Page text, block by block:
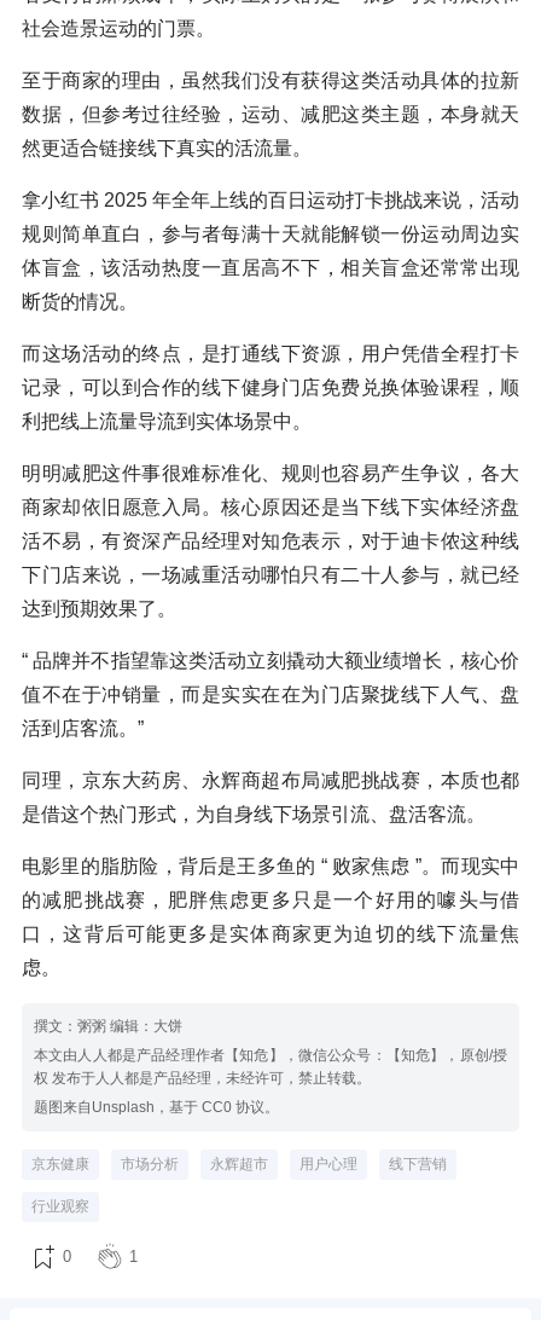
社会造景运动的门票。
至于商家的理由，虽然我们没有获得这类活动具体的拉新
数据，但参考过往经验，运动、减肥这类主题，本身就天
然更适合链接线下真实的活流量。
拿小红书 2025 年全年上线的百日运动打卡挑战来说，活动
规则简单直白，参与者每满十天就能解锁一份运动周边实
体盲盒，该活动热度一直居高不下，相关盲盒还常常出现
断货的情况。
而这场活动的终点，是打通线下资源，用户凭借全程打卡
记录，可以到合作的线下健身门店免费兑换体验课程，顺
利把线上流量导流到实体场景中。
明明减肥这件事很难标准化、规则也容易产生争议，各大
商家却依旧愿意入局。核心原因还是当下线下实体经济盘
活不易，有资深产品经理对知危表示，对于迪卡侬这种线
下门店来说，一场减重活动哪怕只有二十人参与，就已经
达到预期效果了。
“ 品牌并不指望靠这类活动立刻撬动大额业绩增长，核心价
值不在于冲销量，而是实实在在为门店聚拢线下人气、盘
活到店客流。”
同理，京东大药房、永辉商超布局减肥挑战赛，本质也都
是借这个热门形式，为自身线下场景引流、盘活客流。
电影里的脂肪险，背后是王多鱼的 “ 败家焦虑 ”。而现实中
的减肥挑战赛，肥胖焦虑更多只是一个好用的噱头与借
口，这背后可能更多是实体商家更为迫切的线下流量焦
虑。
撰文：粥粥 编辑：大饼
本文由人人都是产品经理作者【知危】，微信公众号：【知危】，原创/授
权 发布于人人都是产品经理，未经许可，禁止转载。
题图来自Unsplash，基于 CC0 协议。
京东健康 市场分析 永辉超市 用户心理 线下营销
行业观察
0 1